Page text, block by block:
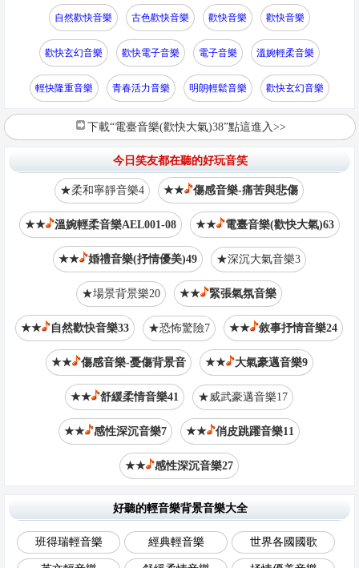
自然歡快音樂 古色歡快音樂 歡快音樂 歡快音樂
歡快玄幻音樂 歡快電子音樂 電子音樂 溫婉輕柔音樂
輕快隆重音樂 青春活力音樂 明朗輕鬆音樂 歡快玄幻音樂
下載“電臺音樂(歡快大氣)38”點這進入>>
今日笑友都在聽的好玩音笑
★柔和寧靜音樂4 ★★ 傷感音樂-痛苦與悲傷
★★ 溫婉輕柔音樂AEL001-08 ★★ 電臺音樂(歡快大氣)63
★★ 婚禮音樂(抒情優美)49 ★深沉大氣音樂3
★場景背景樂20 ★★ 緊張氣氛音樂
★★ 自然歡快音樂33 ★恐怖驚險7 ★★ 敘事抒情音樂24
★★ 傷感音樂-憂傷背景音 ★★ 大氣豪邁音樂9
★★ 舒緩柔情音樂41 ★威武豪邁音樂17
★★ 感性深沉音樂7 ★★ 俏皮跳躍音樂11
★★ 感性深沉音樂27
好聽的輕音樂背景音樂大全
班得瑞輕音樂 經典輕音樂 世界各國國歌